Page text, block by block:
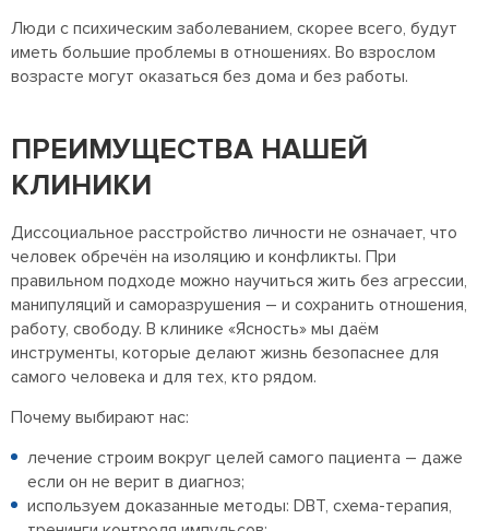
Люди с психическим заболеванием, скорее всего, будут
иметь большие проблемы в отношениях. Во взрослом
возрасте могут оказаться без дома и без работы.
ПРЕИМУЩЕСТВА НАШЕЙ
КЛИНИКИ
Диссоциальное расстройство личности не означает, что
человек обречён на изоляцию и конфликты. При
правильном подходе можно научиться жить без агрессии,
манипуляций и саморазрушения – и сохранить отношения,
работу, свободу. В клинике «Ясность» мы даём
инструменты, которые делают жизнь безопаснее для
самого человека и для тех, кто рядом.
Почему выбирают нас:
лечение строим вокруг целей самого пациента – даже
если он не верит в диагноз;
используем доказанные методы: DBT, схема-терапия,